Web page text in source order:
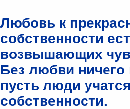
Любовь к
собственности
возвышающих
Без любви ничего
пусть люди
собственности.